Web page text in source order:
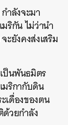
ำลังจะมา
ริกัน ไม่ว่านำ
ะยังคงส่งเสริม
ป็นพันธมิตร
มริกากับดิน
เดื่องของตน
ด้วยกำลัง